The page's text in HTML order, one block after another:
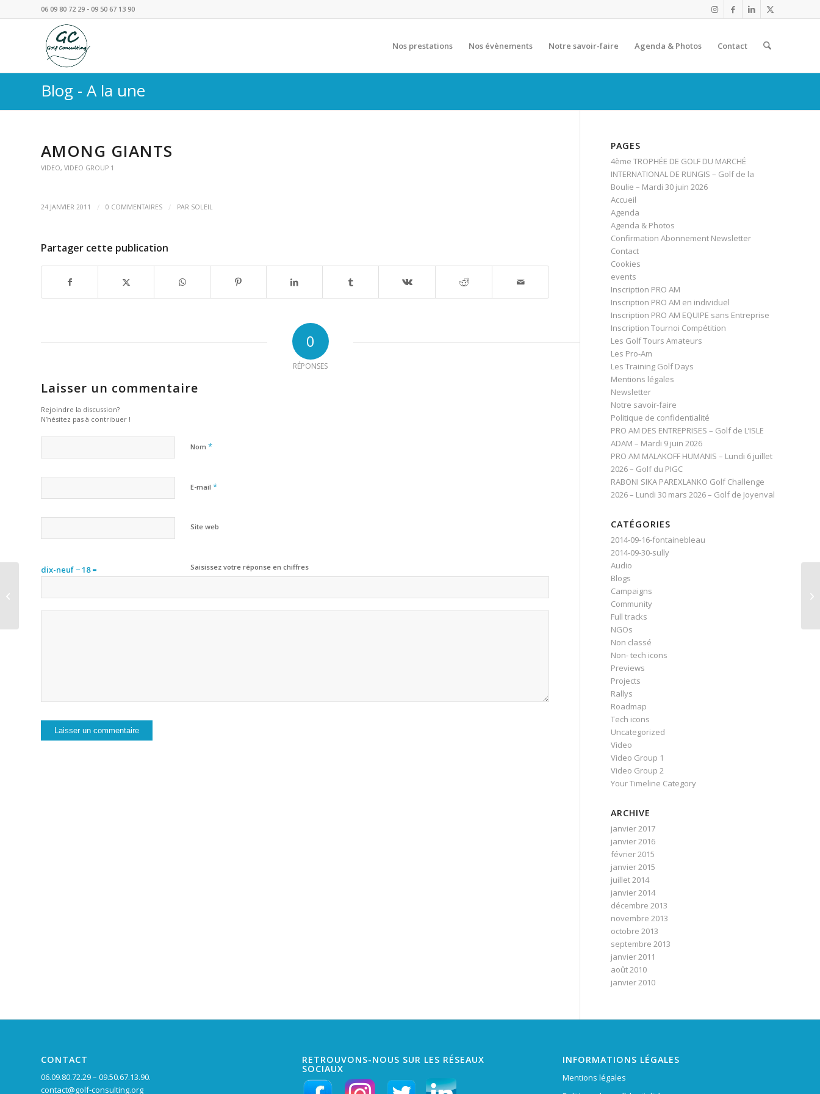
06 09 80 72 29 - 09 50 67 13 90
Nos prestations Nos évènements Notre savoir-faire Agenda & Photos Contact
Blog - A la une
AMONG GIANTS
VIDEO, VIDEO GROUP 1
24 JANVIER 2011 / 0 COMMENTAIRES / PAR SOLEIL
Partager cette publication
0
RÉPONSES
Laisser un commentaire
Rejoindre la discussion?
N’hésitez pas à contribuer !
Nom *
E-mail *
Site web
Saisissez votre réponse en chiffres
dix-neuf − 18 =
PAGES
4ème TROPHÉE DE GOLF DU MARCHÉ
INTERNATIONAL DE RUNGIS – Golf de la
Boulie – Mardi 30 juin 2026
Accueil
Agenda
Agenda & Photos
Confirmation Abonnement Newsletter
Contact
Cookies
events
Inscription PRO AM
Inscription PRO AM en individuel
Inscription PRO AM EQUIPE sans Entreprise
Inscription Tournoi Compétition
Les Golf Tours Amateurs
Les Pro-Am
Les Training Golf Days
Mentions légales
Newsletter
Notre savoir-faire
Politique de confidentialité
PRO AM DES ENTREPRISES – Golf de L’ISLE
ADAM – Mardi 9 juin 2026
PRO AM MALAKOFF HUMANIS – Lundi 6 juillet
2026 – Golf du PIGC
RABONI SIKA PAREXLANKO Golf Challenge
2026 – Lundi 30 mars 2026 – Golf de Joyenval
CATÉGORIES
2014-09-16-fontainebleau
2014-09-30-sully
Audio
Blogs
Campaigns
Community
Full tracks
NGOs
Non classé
Non- tech icons
Previews
Projects
Rallys
Roadmap
Tech icons
Uncategorized
Video
Video Group 1
Video Group 2
Your Timeline Category
ARCHIVE
janvier 2017
janvier 2016
février 2015
janvier 2015
juillet 2014
janvier 2014
décembre 2013
novembre 2013
octobre 2013
septembre 2013
janvier 2011
août 2010
janvier 2010
CONTACT
06.09.80.72.29 – 09.50.67.13.90.
contact@golf-consulting.org
RETROUVONS-NOUS SUR LES RÉSEAUX
SOCIAUX
INFORMATIONS LÉGALES
Mentions légales